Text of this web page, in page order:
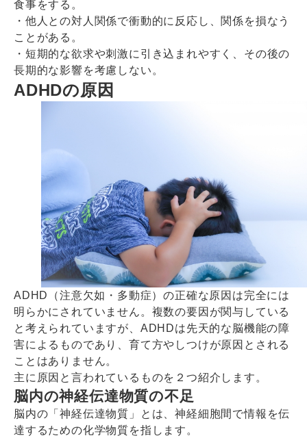
食事をする。
・他人との対人関係で衝動的に反応し、関係を損なう
ことがある。
・短期的な欲求や刺激に引き込まれやすく、その後の
長期的な影響を考慮しない。
ADHDの原因
ADHD（注意欠如・多動症）の正確な原因は完全には
明らかにされていません。複数の要因が関与している
と考えられていますが、ADHDは先天的な脳機能の障
害によるものであり、育て方やしつけが原因とされる
ことはありません。
主に原因と言われているものを２つ紹介します。
脳内の神経伝達物質の不足
脳内の「神経伝達物質」とは、神経細胞間で情報を伝
達するための化学物質を指します。